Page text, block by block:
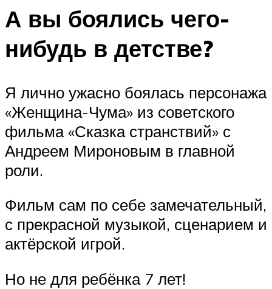
А вы боялись чего-
нибудь в детстве?
Я лично ужасно боялась персонажа
«Женщина-Чума» из советского
фильма «Сказка странствий» с
Андреем Мироновым в главной
роли.
Фильм сам по себе замечательный,
с прекрасной музыкой, сценарием и
актёрской игрой.
Но не для ребёнка 7 лет!